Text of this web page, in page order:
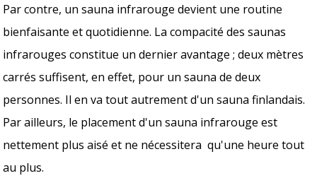
Par contre, un sauna infrarouge devient une routine
bienfaisante et quotidienne. La compacité des saunas
infrarouges constitue un dernier avantage ; deux mètres
carrés suffisent, en effet, pour un sauna de deux
personnes. Il en va tout autrement d'un sauna finlandais.
Par ailleurs, le placement d'un sauna infrarouge est
nettement plus aisé et ne nécessitera qu'une heure tout
au plus.